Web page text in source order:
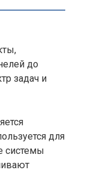
до
задач и
для
системы